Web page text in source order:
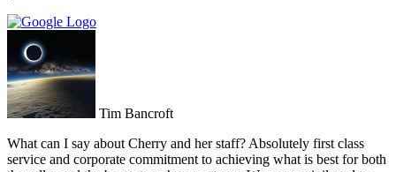
Tim Bancroft
What can I say about Cherry and her staff? Absolutely first class
service and corporate commitment to achieving what is best for both